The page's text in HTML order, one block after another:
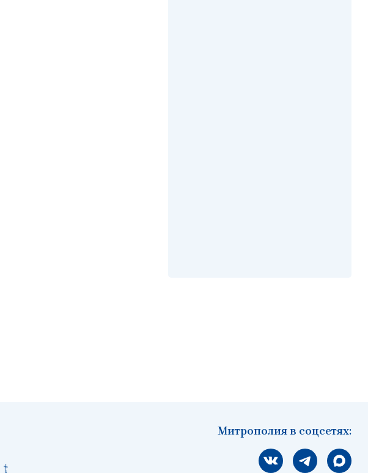
Митрополия в соцсетях:
Мы вконтакте
Мы в telegram
Мы в